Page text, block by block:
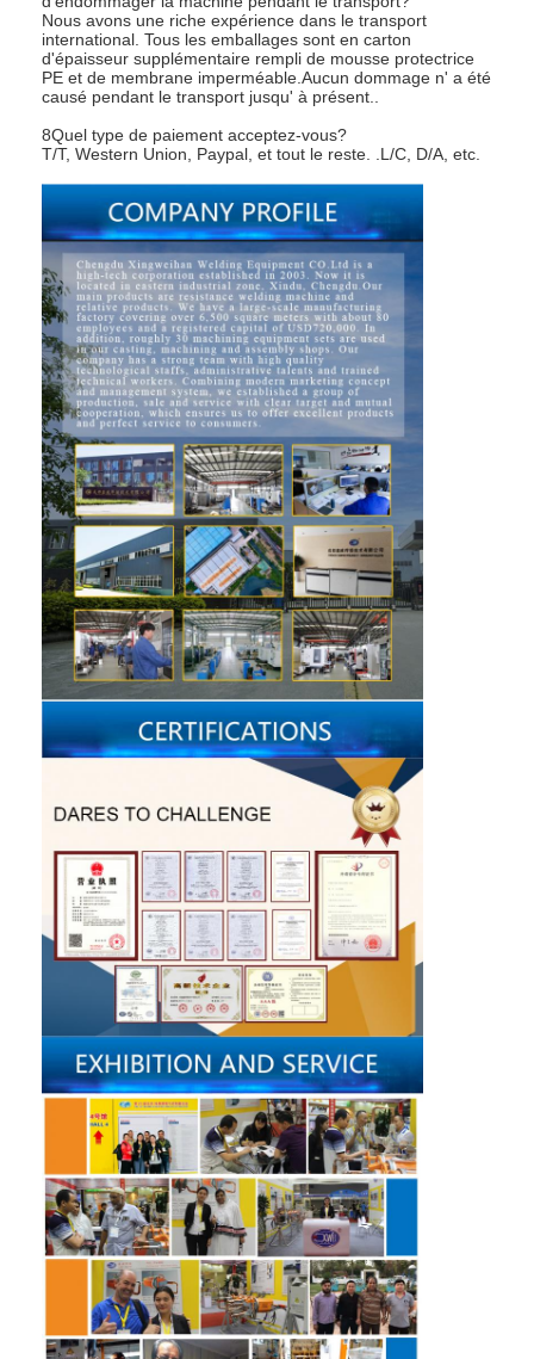
Nous avons une riche expérience dans le transport
international. Tous les emballages sont en carton
d'épaisseur supplémentaire rempli de mousse protectrice
PE et de membrane imperméable.Aucun dommage n' a été
causé pendant le transport jusqu' à présent..
8Quel type de paiement acceptez-vous?
T/T, Western Union, Paypal, et tout le reste. .L/C, D/A, etc.